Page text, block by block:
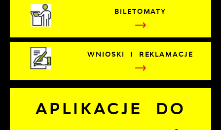
BILETOMATY
WNIOSKI I REKLAMACJE
APLIKACJE DO